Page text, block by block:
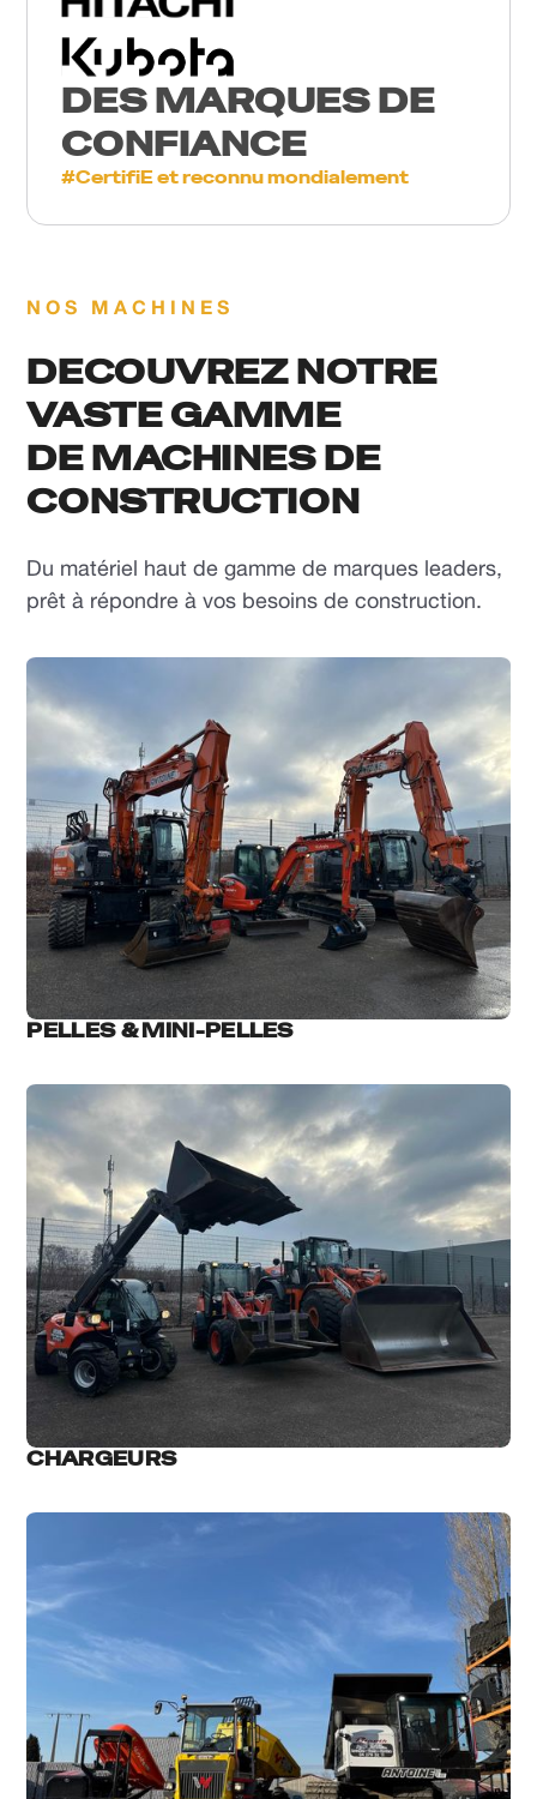
DES MARQUES DE
CONFIANCE
#CertifiE et reconnu mondialement
NOS MACHINES
DECOUVREZ NOTRE
VASTE GAMME
DE MACHINES DE
CONSTRUCTION
Du matériel haut de gamme de marques leaders,
prêt à répondre à vos besoins de construction.
PELLES & MINI-PELLES
CHARGEURS